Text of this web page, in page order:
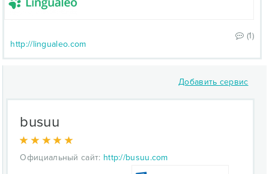
(1)
http://lingualeo.com
Добавить сервис
busuu
Официальный сайт: http://busuu.com